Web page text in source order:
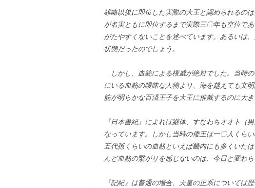
雄略以後に即位した実際の大王と認められるの
が名実ともに即位するまで実際三〇年も空位で
がたやすくないことを述べています。あるいは
状態だったのでしょう。
しかし、血統による権威が絶対でした。当時
にいる血筋の曖昧な人物より、海を越えても文
筋が明らかな百済王子を大王に推戴するのに大
『日本書紀』によれば継体、すなわちオオト（
なっています。しかし当時の倭王は一〇人くら
五代孫くらいの血筋といえば畿内にも多くいた
んど血筋の繋がりを感じないのは、今日と変わら
『記紀』は普通の場合、天皇の正系については